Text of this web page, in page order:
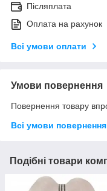
Післяплата
Оплата на рахунок
Всі умови оплати
Умови повернення
Повернення товару
Всі умови повернення
Подібні товари